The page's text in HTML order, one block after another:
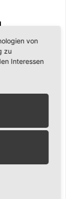
von
zu
Interessen